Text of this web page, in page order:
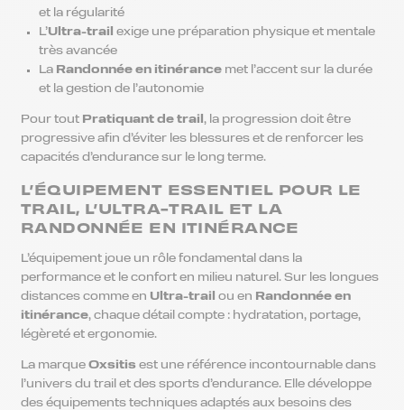
et la régularité
L’Ultra-trail
exige une préparation physique et mentale
très avancée
La Randonnée en itinérance met l’accent sur la durée
et la gestion de l’autonomie
Pour tout Pratiquant de trail , la progression doit être
progressive afin d’éviter les blessures et de renforcer les
capacités d’endurance sur le long terme.
L’ÉQUIPEMENT ESSENTIEL POUR LE
TRAIL, L’ULTRA-TRAIL ET LA
RANDONNÉE EN ITINÉRANCE
L’équipement joue un rôle fondamental dans la
performance et le confort en milieu naturel. Sur les longues
distances comme en Ultra-trail ou en Randonnée en
itinérance, chaque détail compte : hydratation, portage,
légèreté et ergonomie.
La marque Oxsitis est une référence incontournable dans
l’univers du trail et des sports d’endurance. Elle développe
des équipements techniques adaptés aux besoins des